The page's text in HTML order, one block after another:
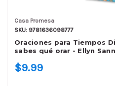
Casa Promesa
SKU: 9781636098777
Oraciones para Tiempos
sabes qué orar - Ellyn
$9.99